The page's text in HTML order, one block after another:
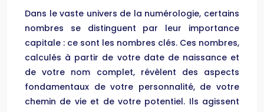
Dans le vaste univers de la numérologie, certains
nombres se distinguent par leur importance
capitale : ce sont les nombres clés. Ces nombres,
calculés à partir de votre date de naissance et
de votre nom complet, révèlent des aspects
fondamentaux de votre personnalité, de votre
chemin de vie et de votre potentiel. Ils agissent